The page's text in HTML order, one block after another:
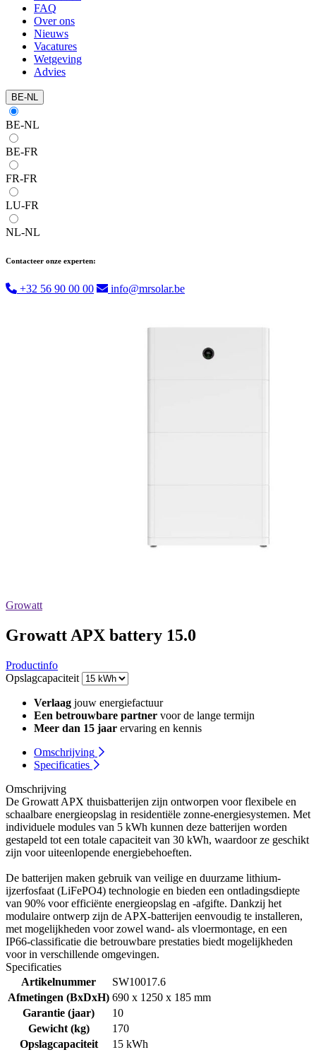
FAQ
Over ons
Nieuws
Vacatures
Wetgeving
Advies
BE-NL
BE-NL
BE-FR
FR-FR
LU-FR
NL-NL
Contacteer onze experten:
+32 56 90 00 00 info@mrsolar.be
Growatt
Growatt APX battery 15.0
Productinfo
Opslagcapaciteit
Verlaag jouw energiefactuur
Een betrouwbare partner voor de lange termijn
Meer dan 15 jaar ervaring en kennis
Omschrijving
Specificaties
Omschrijving
De Growatt APX thuisbatterijen zijn ontworpen voor flexibele en
schaalbare energieopslag in residentiële zonne-energiesystemen. Met
individuele modules van 5 kWh kunnen deze batterijen worden
gestapeld tot een totale capaciteit van 30 kWh, waardoor ze geschikt
zijn voor uiteenlopende energiebehoeften.
De batterijen maken gebruik van veilige en duurzame lithium-
ijzerfosfaat (LiFePO4) technologie en bieden een ontladingsdiepte
van 90% voor efficiënte energieopslag en -afgifte. Dankzij het
modulaire ontwerp zijn de APX-batterijen eenvoudig te installeren,
met mogelijkheden voor zowel wand- als vloermontage, en een
IP66-classificatie die betrouwbare prestaties biedt mogelijkheden
voor in verschillende omgevingen.
Specificaties
Artikelnummer
SW10017.6
Afmetingen (BxDxH) 690 x 1250 x 185 mm
Garantie (jaar)
10
Gewicht (kg)
170
Opslagcapaciteit
15 kWh